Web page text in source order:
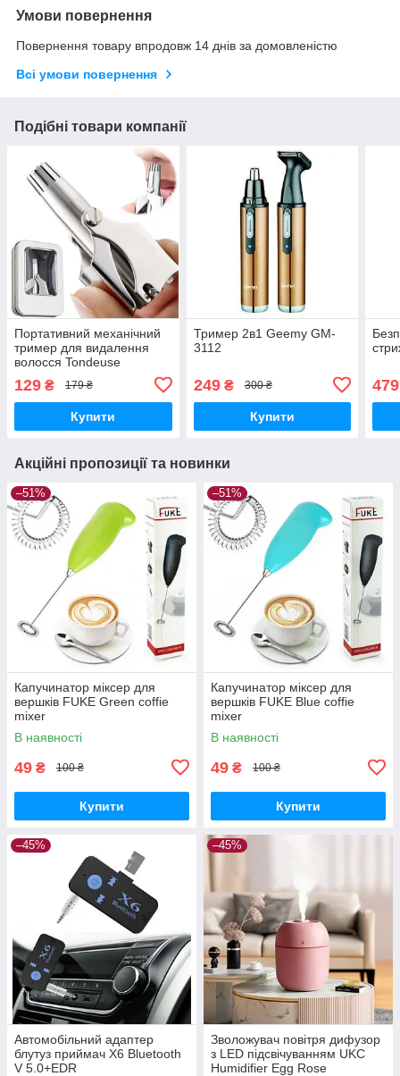
Умови повернення
Повернення товару впродовж 14 днів за домовленістю
Всі умови повернення
Подібні товари компанії
Портативний механічний
тример для видалення
волосся Tondeuse
129 ₴ 179 ₴
Купити
Тример 2в1 Geemy GM-
3112
249₴ 300 ₴
Купити
479
Акційні пропозиції та новинки
–51%
Капучинатор міксер для
вершків FUKE Green coffie
mixer
В наявності
49 ₴ 100 ₴
Купити
–51%
Капучинатор міксер для
вершків FUKE Blue coffie
mixer
В наявності
49 ₴ 100 ₴
Купити
–45%
Автомобільний адаптер
блутуз приймач X6 Bluetooth
V 5.0+EDR
–45%
Зволожувач повітря дифузор
з LED підсвічуванням UKC
Humidifier Egg Rose